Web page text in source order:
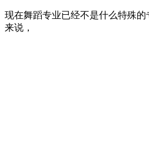
现在舞蹈专业已经不是什么特殊的
来说，